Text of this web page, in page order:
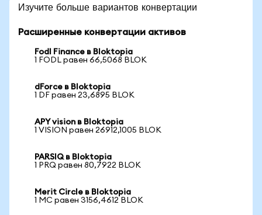
Изучите больше вариантов конвертации
Расширенные конвертации активов
Fodl Finance в Bloktopia
1 FODL равен 66,5068 BLOK
dForce в Bloktopia
1 DF равен 23,6895 BLOK
APY vision в Bloktopia
1 VISION равен 26912,1005 BLOK
PARSIQ в Bloktopia
1 PRQ равен 80,7922 BLOK
Merit Circle в Bloktopia
1 MC равен 3156,4612 BLOK